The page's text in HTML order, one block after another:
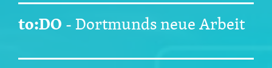
to:DO -Dortmunds neue Arbeit